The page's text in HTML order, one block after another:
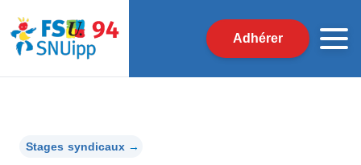
Adhérer
Stages syndicaux →